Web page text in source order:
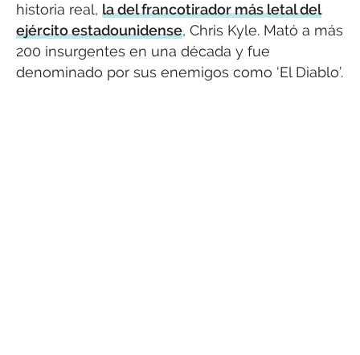
historia real, la del francotirador más letal del
ejército estadounidense, Chris Kyle. Mató a más
200 insurgentes en una década y fue
denominado por sus enemigos como ‘El Diablo’.